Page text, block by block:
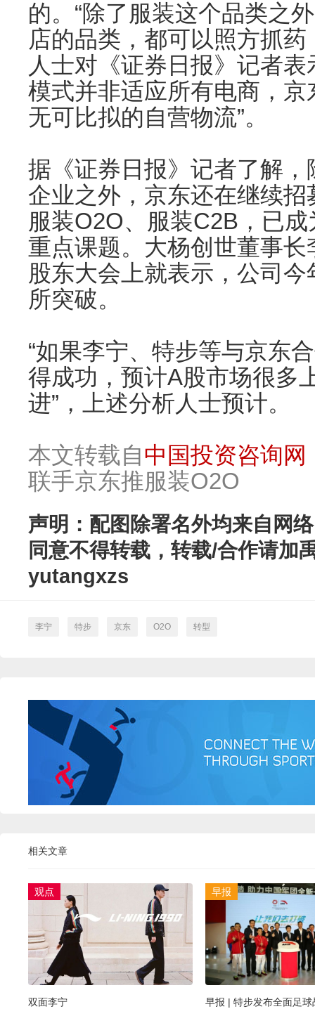
的。“除了服装这个品类之
店的品类，都可以照方抓
人士对《证券日报》记者
模式并非适应所有电商，
无可比拟的自营物流”。
据《证券日报》记者了解
企业之外，京东还在继续
服装O2O、服装C2B，已
重点课题。大杨创世董事
股东大会上就表示，公司
所突破。
“如果李宁、特步等与京东
得成功，预计A股市场很多
进”，上述分析人士预计。
本文转载自中国投资咨询网
联手京东推服装O2O
声明：配图除署名外均来自网
同意不得转载，转载/合作请加
yutangxzs
李宁 特步 京东 O2O 转型
相关文章
观点
双面李宁
早报